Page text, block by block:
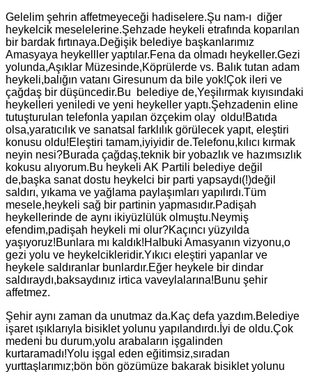
Gelelim şehrin affetmeyeceği hadiselere.Şu nam-ı diğer
heykelcik meselelerine.Şehzade heykeli etrafında koparılan
bir bardak fırtınaya.Değişik belediye başkanlarımız
Amasyaya heykelller yaptılar.Fena da olmadı heykeller.Gezi
yolunda,Aşıklar Müzesinde,Köprülerde vs. Balık tutan adam
heykeli,balığın vatanı Giresunum da bile yok!Çok ileri ve
çağdaş bir düşüncedir.Bu belediye de,Yeşilırmak kıyısındaki
heykelleri yeniledi ve yeni heykeller yaptı.Şehzadenin eline
tutuşturulan telefonla yapılan özçekim olay oldu!Batıda
olsa,yaratıcılık ve sanatsal farklılık görülecek yapıt, eleştiri
konusu oldu!Eleştiri tamam,iyiyidir de.Telefonu,kılıcı kırmak
neyin nesi?Burada çağdaş,teknik bir yobazlık ve hazımsızlık
kokusu alıyorum.Bu heykeli AK Partili belediye değil
de,başka sanat dostu heykelci bir parti yapsaydı(!)değil
saldırı, yıkama ve yağlama paylaşımları yapılırdı.Tüm
mesele,heykeli sağ bir partinin yapmasıdır.Padişah
heykellerinde de aynı ikiyüzlülük olmuştu.Neymiş
efendim,padişah heykeli mi olur?Kaçıncı yüzyılda
yaşıyoruz!Bunlara mı kaldık!Halbuki Amasyanın vizyonu,o
gezi yolu ve heykelcikleridir.Yıkıcı eleştiri yapanlar ve
heykele saldıranlar bunlardır.Eğer heykele bir dindar
saldıraydı,baksaydınız irtica vaveylalarına!Bunu şehir
affetmez.
Şehir aynı zaman da unutmaz da.Kaç defa yazdım.Belediye
işaret ışıklarıyla bisiklet yolunu yapılandırdı.İyi de oldu.Çok
medeni bu durum,yolu arabaların işgalinden
kurtaramadı!Yolu işgal eden eğitimsiz,sıradan
yurttaşlarımız;bön bön gözümüze bakarak bisiklet yolunu